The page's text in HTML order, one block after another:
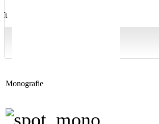
Monografie